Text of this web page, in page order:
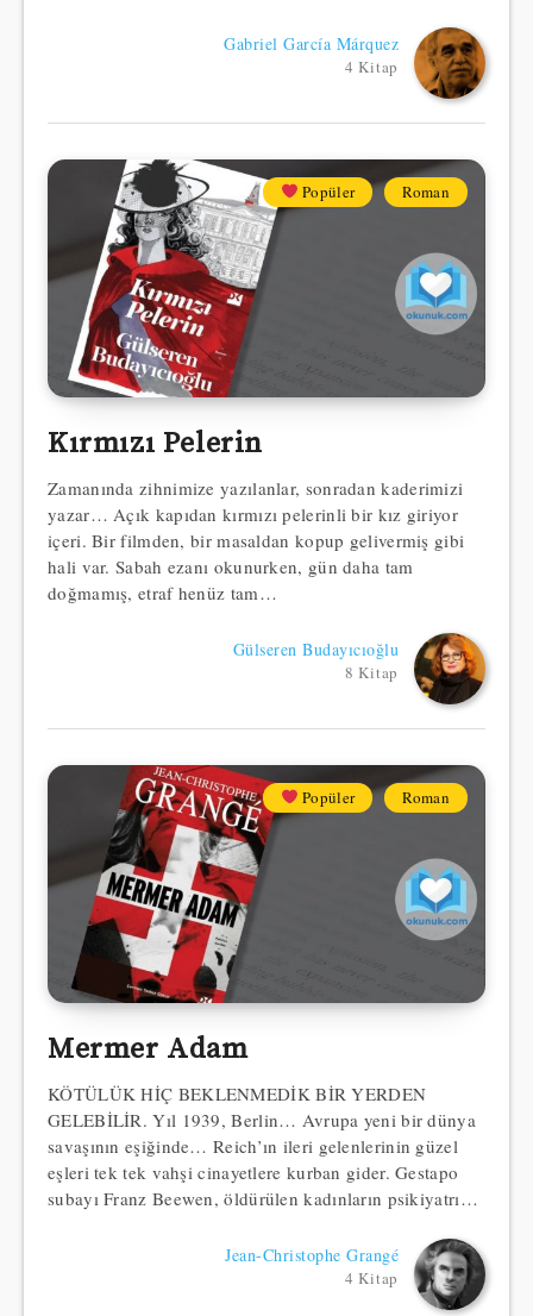
Gabriel García Márquez
4 Kitap
Popüler Roman
Kırmızı Pelerin
Zamanında zihnimize yazılanlar, sonradan kaderimizi
yazar… Açık kapıdan kırmızı pelerinli bir kız giriyor
içeri. Bir filmden, bir masaldan kopup gelivermiş gibi
hali var. Sabah ezanı okunurken, gün daha tam
doğmamış, etraf henüz tam…
Gülseren Budayıcıoğlu
8 Kitap
Popüler Roman
Mermer Adam
KÖTÜLÜK HİÇ BEKLENMEDİK BİR YERDEN
GELEBİLİR. Yıl 1939, Berlin… Avrupa yeni bir dünya
savaşının eşiğinde… Reich’ın ileri gelenlerinin güzel
eşleri tek tek vahşi cinayetlere kurban gider. Gestapo
subayı Franz Beewen, öldürülen kadınların psikiyatrı…
Jean-Christophe Grangé
4 Kitap